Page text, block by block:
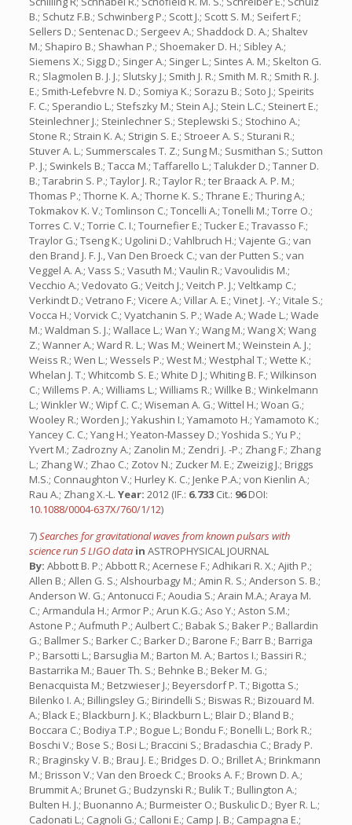
Year: 2012 (IF.: 6.733 Cit.: 96DOI:
10.1088/0004-637X/760/1/12)
7)Searches for gravitational waves from known pulsars with
science run 5 LIGO data in ASTROPHYSICAL JOURNAL
By: Abbott B. P.; Abbott R.; Acernese F.; Adhikari R. X.; Ajith P.;
Allen B.; Allen G. S.; Alshourbagy M.; Amin R. S.; Anderson S. B.;
Anderson W. G.; Antonucci F.; Aoudia S.; Arain M.A.; Araya M.
C.; Armandula H.; Armor P.; Arun K.G.; Aso Y.; Aston S.M.;
Astone P.; Aufmuth P.; Aulbert C.; Babak S.; Baker P.; Ballardin
G.; Ballmer S.; Barker C.; Barker D.; Barone F.; Barr B.; Barriga
P.; Barsotti L.; Barsuglia M.; Barton M. A.; Bartos I.; Bassiri R.;
Bastarrika M.; Bauer Th. S.; Behnke B.; Beker M. G.;
Benacquista M.; Betzwieser J.; Beyersdorf P. T.; Bigotta S.;
Bilenko I. A.; Billingsley G.; Birindelli S.; Biswas R.; Bizouard M.
A.; Black E.; Blackburn J. K.; Blackburn L.; Blair D.; Bland B.;
Boccara C.; Bodiya T.P.; Bogue L.; Bondu F.; Bonelli L.; Bork R.;
Boschi V.; Bose S.; Bosi L.; Braccini S.; Bradaschia C.; Brady P.
R.; Braginsky V. B.; Brau J. E.; Bridges D. O.; Brillet A.; Brinkmann
M.; Brisson V.; Van den Broeck C.; Brooks A. F.; Brown D. A.;
Brummit A.; Brunet G.; Budzynski R.; Bulik T.; Bullington A.;
Bulten H. J.; Buonanno A.; Burmeister O.; Buskulic D.; Byer R. L.;
Cadonati L.; Cagnoli G.; Calloni E.; Camp J. B.; Campagna E.;